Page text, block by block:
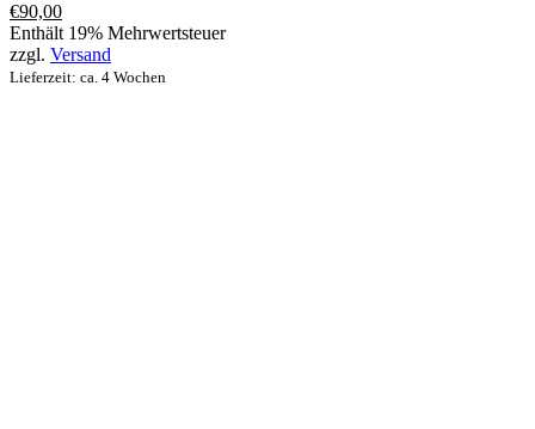
€90,00
Enthält 19% Mehrwertsteuer
zzgl. Versand
Lieferzeit: ca. 4 Wochen